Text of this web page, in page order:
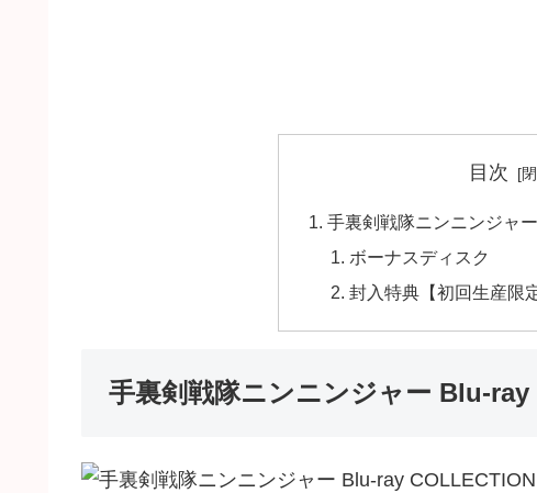
目次
手裏剣戦隊ニンニンジャ
ボーナスディスク
封入特典【初回生産限
手裏剣戦隊ニンニンジャー